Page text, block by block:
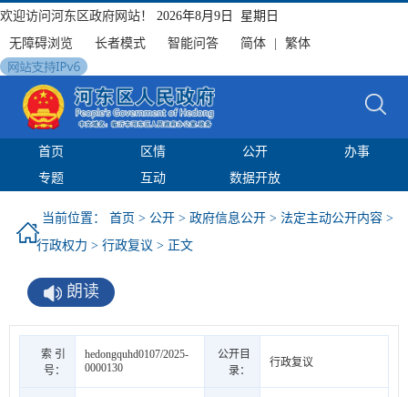
欢迎访问河东区政府网站！
2026年8月9日 星期日
无障碍浏览
长者模式 智能问答 简体 繁体
首页 区情 公开
办事
专题
互动 数据开放
当前位置： 首页 > 公开 > 政府信息公开 > 法定主动公开内容 >
行政权力 > 行政复议 > 正文
朗读
索 引
号：
hedongquhd0107/2025-
0000130
公开目
录：
行政复议